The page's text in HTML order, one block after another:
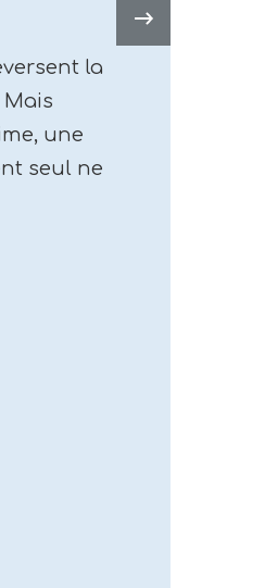
et je
avec
une …